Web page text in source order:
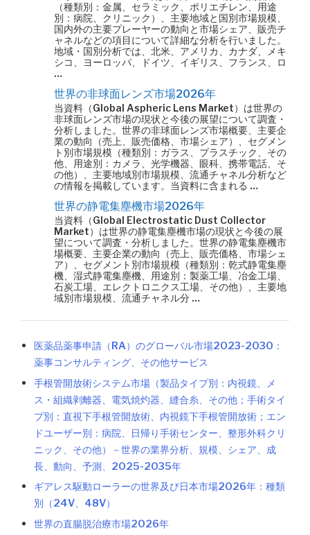
（種類別：金属、セラミック、ポリエチレン、用途
別：病院、クリニック）、主要地域と国別市場規模、
国内外の主要プレーヤーの動向と市場シェア、販売チ
ャネルなどの項目について詳細な分析を行いました。
地域・国別分析では、北米、アメリカ、カナダ、メキ
シコ、ヨーロッパ、ドイツ、イギリス、フランス、ロ
…
世界の非球面レンズ市場2026年
当資料（Global Aspheric Lens Market）は世界の
非球面レンズ市場の現状と今後の展望について調査・
分析しました。世界の非球面レンズ市場概要、主要企
業の動向（売上、販売価格、市場シェア）、セグメン
ト別市場規模（種類別：ガラス、プラスチック、その
他、用途別：カメラ、光学機器、眼科、携帯電話、そ
の他）、主要地域別市場規模、流通チャネル分析など
の情報を掲載しています。当資料に含まれる …
世界の静電集塵機市場2026年
当資料（Global Electrostatic Dust Collector
Market）は世界の静電集塵機市場の現状と今後の展
望について調査・分析しました。世界の静電集塵機市
場概要、主要企業の動向（売上、販売価格、市場シェ
ア）、セグメント別市場規模（種類別：乾式静電集塵
機、湿式静電集塵機、用途別：製薬工場、冶金工場、
石炭工場、エレクトロニクス工場、その他）、主要地
域別市場規模、流通チャネル分 …
医薬品薬事申請（RA）のグローバル市場2023-2030：
薬事コンサルティング、その他サービス
手根管開放術システム市場（製品タイプ別：内視鏡、メ
ス・組織剥離器、電気焼灼器、縫合糸、その他；手術タイ
プ別：直視下手根管開放術、内視鏡下手根管開放術；エン
ドユーザー別：病院、日帰り手術センター、整形外科クリ
ニック、その他）－世界の業界分析、規模、シェア、成
長、動向、予測、2025-2035年
ギアレス駆動ローラーの世界及び日本市場2026年：種類
別（24V、48V）
世界の直腸脱治療市場2026年